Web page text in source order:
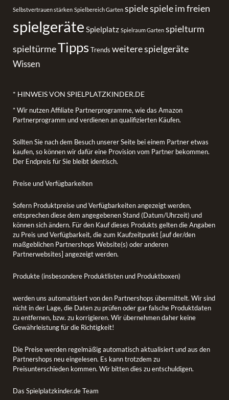
Selbstvertrauen stärken Spielbereich Garten spielespiele im freien
spielgeräte Spielplatz Spielraum Garten spielturm
spieltürmeTippsTrends weitere spielgeräte
Wissen
* HINWEIS VON SPIELPLATZKINDER.DE
* Wir nutzen Affiliate Partnerprogramme, wie das Amazon
Partnerprogramm und verdienen an qualifizierten Käufen.
Sollten Sie nach dem Besuch unserer Seite bei einem Partner etwas
kaufen, so können wir dafür eine Provision vom Partner bekommen.
Der Endpreis für Sie bleibt identisch.
Preise und Verfügbarkeiten
Sofern Produktpreise und Verfügbarkeiten angezeigt werden,
entsprechen diese dem angegebenen Stand (Datum/Uhrzeit) und
können sich ändern. Für den Kauf dieses Produkts gelten die Angaben
zu Preis und Verfügbarkeit, die zum Kaufzeitpunkt [auf der/den
maßgeblichen Partnershops Website(s) oder anderen
Partnerwebsites] angezeigt werden.
Produkte (insbesondere Produktlisten und Produktboxen)
werden uns automatisiert von den Partnershops übermittelt. Wir sind
nicht in der Lage, die Daten zu prüfen oder gar falsche Produktdaten
zu entfernen, bzw. zu korrigieren. Wir übernehmen daher keine
Gewährleistung für die Richtigkeit!
Die Preise werden regelmäßig automatisch aktualisiert und aus den
Partnershops neu eingelesen. Es kann trotzdem zu
Preisunterschieden kommen. Wir bitten dies zu entschuldigen.
Das Spielplatzkinder.de Team